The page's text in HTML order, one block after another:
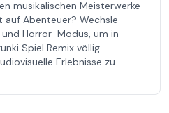
musikalischen Meisterwerke
auf Abenteuer? Wechsle
Horror-Modus, um in
Spiel Remix völlig
Erlebnisse zu